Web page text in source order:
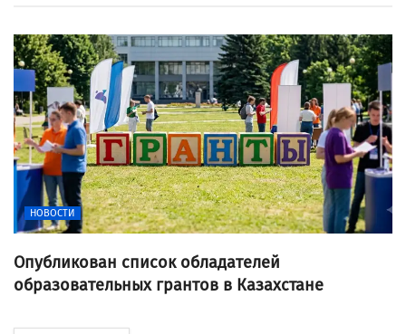
НОВОСТИ
Опубликован список обладателей
образовательных грантов в Казахстане